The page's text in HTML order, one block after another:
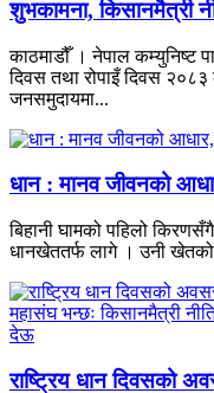
शुभकामना, किसानमैत्री
काठमाडौँ । नेपाल कम्युनिष्ट
दिवस तथा रोपाइँ दिवस
जनसमुदायमा...
धान : मानव जीवनको
बिहानी घामको पहिलो
धानखेततर्फ लागे । उनी
राष्ट्रिय धान दिवसको